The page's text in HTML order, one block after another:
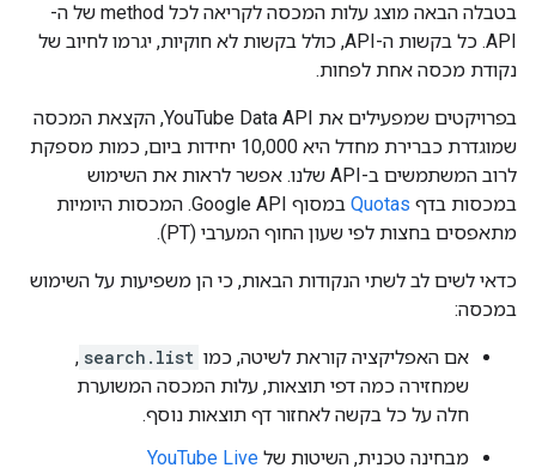
בטבלה הבאה מוצג עלות המכסה לקריאה לכל method של ה-
API. כל בקשות ה-API, כולל בקשות לא חוקיות, יגרמו לחיוב של
נקודת מכסה אחת לפחות.
בפרויקטים שמפעילים את YouTube Data API, הקצאת המכסה
שמוגדרת כברירת מחדל היא 10,000 יחידות ביום, כמות מספקת
לרוב המשתמשים ב-API שלנו. אפשר לראות את השימוש
במכסות בדף Quotas
במסוף Google API. המכסות היומיות
מתאפסים בחצות לפי שעון החוף המערבי (PT).
כדאי לשים לב לשתי הנקודות הבאות, כי הן משפיעות על השימוש
במכסה:
אם האפליקציה קוראת לשיטה, כמו search.list
,
שמחזירה כמה דפי תוצאות, עלות המכסה המשוערת
חלה על כל בקשה לאחזור דף תוצאות נוסף.
מבחינה טכנית, השיטות של YouTube Live